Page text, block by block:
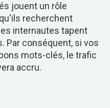
jouent un rôle
recherchent
internautes tapent
Par conséquent, si vos
mots-clés, le trafic
accru.